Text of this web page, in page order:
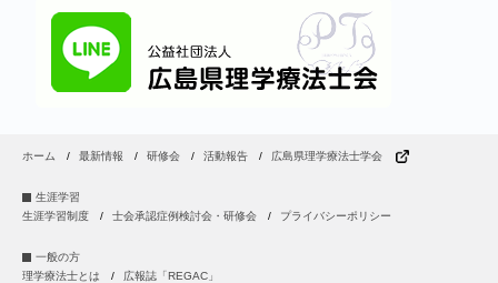
ホーム 最新情報 研修会 活動報告 広島県理学療法士学会
生涯学習
生涯学習制度
士会承認症例検討会・研修会 プライバシーポリシー
一般の方
理学療法士とは
広報誌「REGAC」